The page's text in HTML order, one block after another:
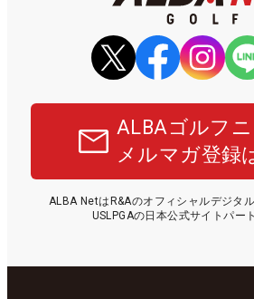
ALBAゴルフ
メルマガ登録
ALBA NetはR&Aのオフィシャルデジタ
USLPGAの日本公式サイトパー